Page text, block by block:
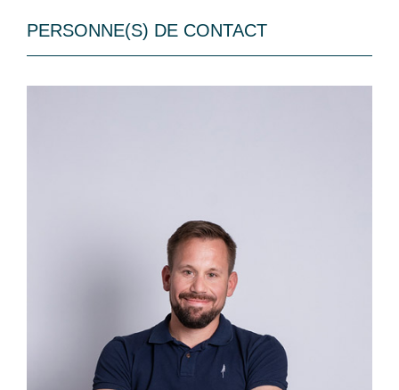
PERSONNE(S) DE CONTACT